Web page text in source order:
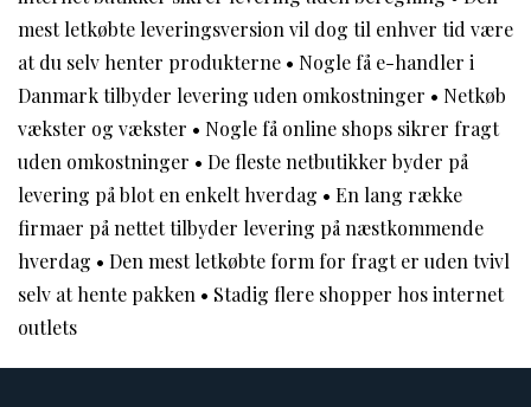
mest letkøbte leveringsversion vil dog til enhver tid være
at du selv henter produkterne • Nogle få e-handler i
Danmark tilbyder levering uden omkostninger • Netkøb
vækster og vækster • Nogle få online shops sikrer fragt
uden omkostninger • De fleste netbutikker byder på
levering på blot en enkelt hverdag • En lang række
firmaer på nettet tilbyder levering på næstkommende
hverdag • Den mest letkøbte form for fragt er uden tvivl
selv at hente pakken • Stadig flere shopper hos internet
outlets